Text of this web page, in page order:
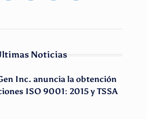
Noticias
Inc. anuncia la obtención
ISO 9001: 2015 y TSSA